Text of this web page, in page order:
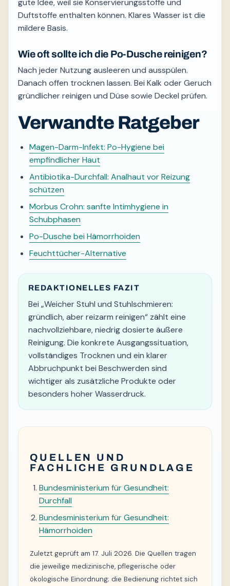
gute Idee, weil sie Konservierungsstoffe und
Duftstoffe enthalten können. Klares Wasser ist die
mildere Basis.
Wie oft sollte ich die Po-Dusche reinigen?
Nach jeder Nutzung ausleeren und ausspülen.
Danach offen trocknen lassen. Bei Kalk oder Geruch
gründlicher reinigen und Düse sowie Deckel prüfen.
Verwandte Ratgeber
Magen-Darm-Infekt: Po-Hygiene bei
empfindlicher Haut
Antibiotika-Durchfall: Analhaut vor Reizung
schützen
Morbus Crohn: sanfte Intimhygiene in
Schubphasen
Po-Dusche bei Hämorrhoiden
Feuchttücher-Alternative
REDAKTIONELLES FAZIT
Bei „Weicher Stuhl und Stuhlschmieren:
gründlich, aber reizarm reinigen“ zählt eine
nachvollziehbare, niedrig dosierte äußere
Reinigung. Die konkrete Ausgangssituation,
vollständiges Trocknen und ein klarer
Abbruchpunkt bei Beschwerden sind
wichtiger als zusätzliche Produkte oder
besonders hoher Wasserdruck.
QUELLEN UND
FACHLICHE GRUNDLAGE
Bundesministerium für Gesundheit:
Durchfall
Bundesministerium für Gesundheit:
Hämorrhoiden
Zuletzt geprüft am 17. Juli 2026. Die Quellen tragen
die jeweilige medizinische, pflegerische oder
ökologische Einordnung; die Bedienung richtet sich